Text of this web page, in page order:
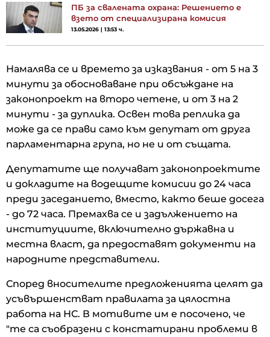
ПБ за свалената охрана: Решението е
взето от специализирана комисия
13.05.2026 | 13:53 ч.
Намалява се и времето за изказвания - от 5 на 3
минути за обосноваване при обсъждане на
законопроект на второ четене, и от 3 на 2
минути - за дуплика. Освен това реплика да
може да се прави само към депутат от друга
парламентарна група, но не и от същата.
Депутатите ще получават законопроектите
и докладите на водещите комисии до 24 часа
преди заседанието, вместо, както беше досега
- до 72 часа. Премахва се и задължението на
институциите, включително държавна и
местна власт, да предоставят документи на
народните представители.
Според вносителите предложенията целят да
усъвършенстват правилата за цялостна
работа на НС. В мотивите им е посочено, че
"те са съобразени с констатирани проблеми в